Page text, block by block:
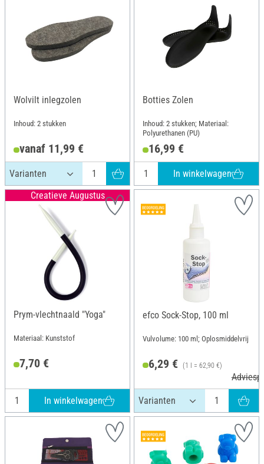
Wolvilt inlegzolen
Inhoud: 2 stukken
vanaf 11,99 €
Botties Zolen
Inhoud: 2 stukken; Materiaal:
Polyurethanen (PU)
16,99 €
In winkelwagen
Creatieve Augustus
Prym-vlechtnaald "Yoga"
Materiaal: Kunststof
7,70 €
In winkelwagen
efco Sock-Stop, 100 ml
Vulvolume: 100 ml; Oplosmiddelvrij
6,29 € (1 l = 62,90 €)